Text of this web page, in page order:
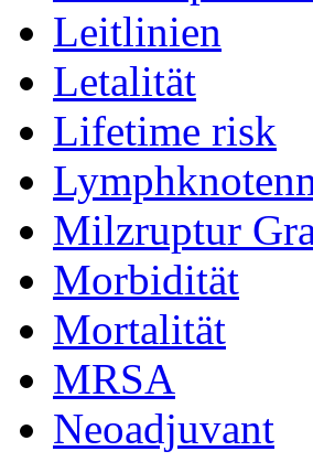
Leitlinien
Letalität
Lifetime risk
Milzruptur
Morbidität
Mortalität
MRSA
Neoadjuvant